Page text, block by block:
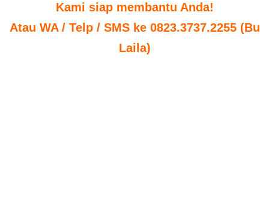
Kami siap membantu Anda!
Atau WA / Telp / SMS ke 0823.3737.2255 (Bu
Laila)